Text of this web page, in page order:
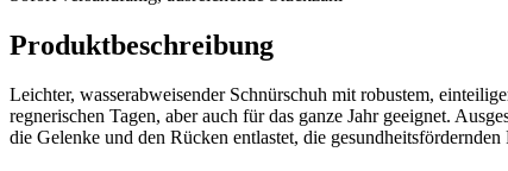
Produktbeschreibung
Leichter, wasserabweisender Schnürschuh mit robustem,
regnerischen Tagen, aber auch für das ganze Jahr geeignet.
die Gelenke und den Rücken entlastet, die